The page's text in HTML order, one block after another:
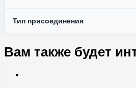
Тип присоединения
Вам также будет